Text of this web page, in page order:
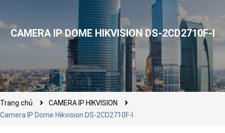
CAMERA IP DOME HIKVISION DS-2CD2710F-I
Trang chủ
CAMERA IP HIKVISION
Camera IP Dome Hikvision DS-2CD2710F-I